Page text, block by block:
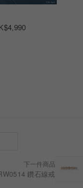
下一件商品
鑽石線戒